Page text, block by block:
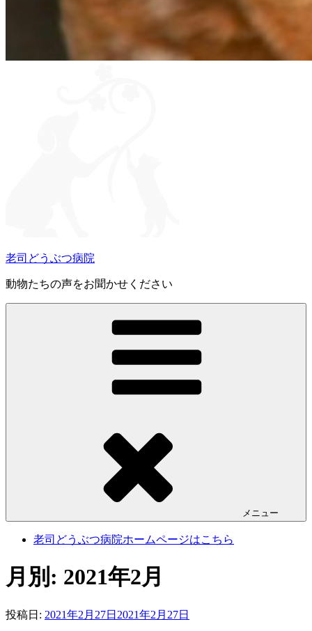
老司どうぶつ病院
動物たちの声をお聞かせください
メニュー
老司どうぶつ病院ホームページはこちら
月別: 2021年2月
投稿日: 2021年2月27日 2021年2月27日